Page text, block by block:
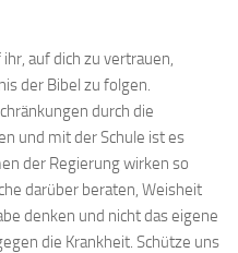
auf dich zu vertrauen,
der Bibel zu folgen.
durch die
und mit der Schule ist es
der Regierung wirken so
darüber beraten, Weisheit
denken und nicht das eigene
die Krankheit. Schütze uns